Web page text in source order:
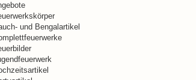
und Bengalartikel